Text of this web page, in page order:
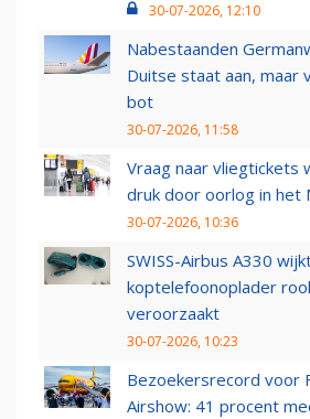
30-07-2026, 12:10
Nabestaanden
Duitse staat aan, maar
bot
30-07-2026, 11:58
Vraag naar vliegtickets
druk door oorlog in het
30-07-2026, 10:36
SWISS-Airbus A330
koptelefoonoplader
veroorzaakt
30-07-2026, 10:23
Bezoekersrecord voor
Airshow: 41 procent